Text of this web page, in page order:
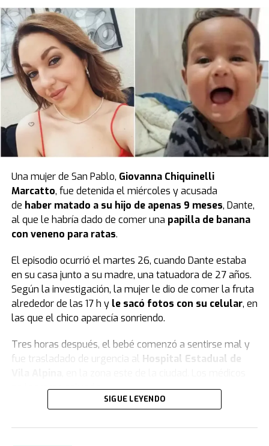
Una mujer de San Pablo, Giovanna Chiquinelli
Marcatto, fue detenida el miércoles y acusada
de haber matado a su hijo de apenas 9 meses, Dante,
al que le habría dado de comer una papilla de banana
con veneno para ratas.
El episodio ocurrió el martes 26, cuando Dante estaba
en su casa junto a su madre, una tatuadora de 27 años.
Según la investigación, la mujer le dio de comer la fruta
alrededor de las 17 h y le sacó fotos con su celular, en
las que el chico aparecía sonriendo.
Tres horas después, el bebé comenzó a sentirse mal y
fue trasladado de urgencia al Hospital Estadual de
no lograron salvarlo.
El informe forense y la declaración de la
SIGUE LEYENDO